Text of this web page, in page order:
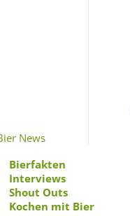
News
Bierfakten
Interviews
Shout Outs
Kochen mit Bier